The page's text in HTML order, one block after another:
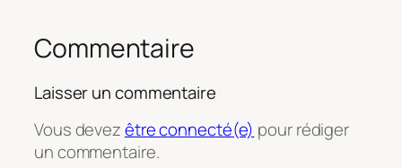
Commentaire
Laisser un commentaire
Vous devezêtre connecté(e) pour rédiger
un commentaire.